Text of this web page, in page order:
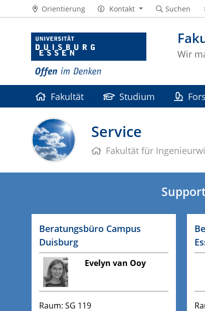
Wir
Orientierung Kontakt Suchen
Fakultät Studium
Service
Fakultät für
Beratungsbüro Campus
Duisburg
Evelyn van Ooy
Raum: SG 119